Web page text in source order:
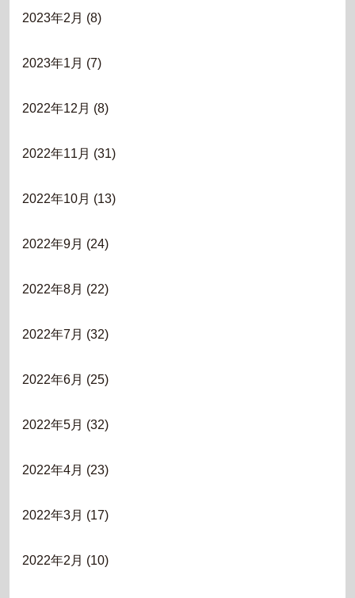
2023年2月 (8)
2023年1月 (7)
2022年12月 (8)
2022年11月 (31)
2022年10月 (13)
2022年9月 (24)
2022年8月 (22)
2022年7月 (32)
2022年6月 (25)
2022年5月 (32)
2022年4月 (23)
2022年3月 (17)
2022年2月 (10)